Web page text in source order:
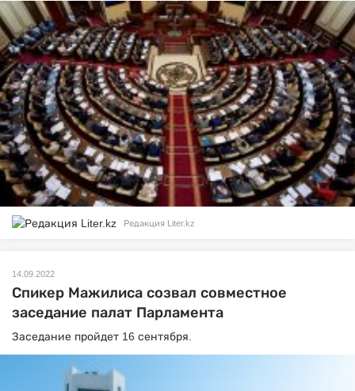
Редакция Liter.kz
14.09.2022
Спикер Мажилиса созвал совместное
заседание палат Парламента
Заседание пройдет 16 сентября.